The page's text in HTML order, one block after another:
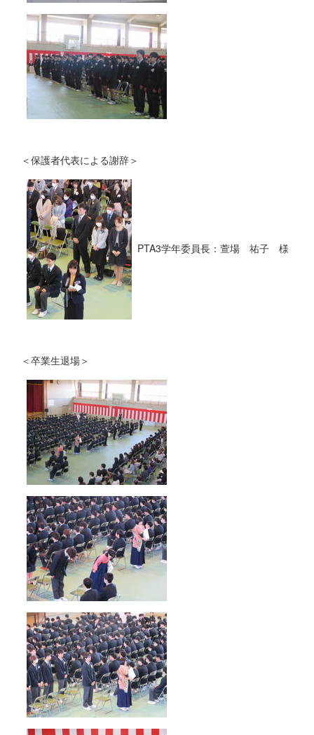
＜保護者代表による謝辞＞
PTA3学年委員長：萱場 祐子 様
＜卒業生退場＞